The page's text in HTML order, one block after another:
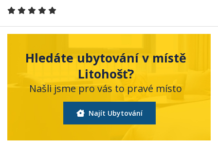
Hledáte ubytování v místě
Litohošť?
Našli jsme pro vás to pravé místo
Najít Ubytování